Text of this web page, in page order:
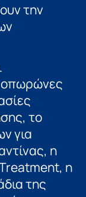
την
οπωρώνες
το
για
η
η
της